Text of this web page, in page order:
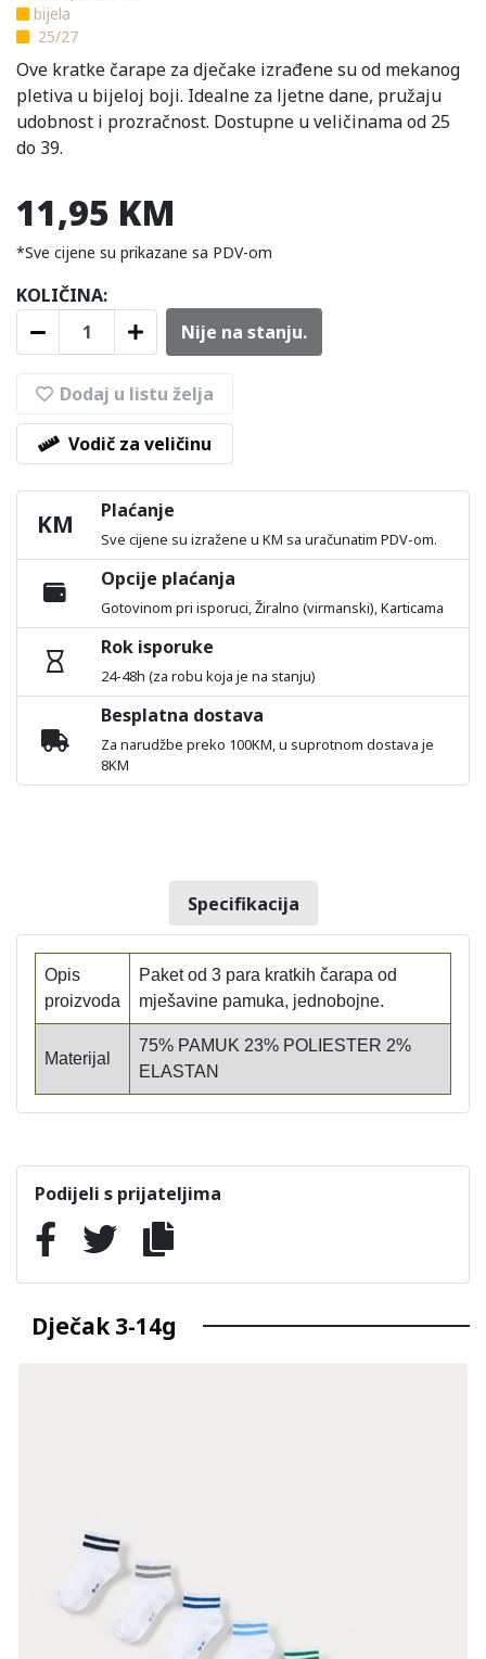
bijela
25/27
Ove kratke čarape za dječake izrađene su od mekanog
pletiva u bijeloj boji. Idealne za ljetne dane, pružaju
udobnost i prozračnost. Dostupne u veličinama od 25
do 39.
11,95 KM
*Sve cijene su prikazane sa PDV-om
KOLIČINA:
Nije na stanju.
Dodaj u listu želja
Vodič za veličinu
KM Plaćanje
Sve cijene su izražene u KM sa uračunatim PDV-om.
Opcije plaćanja
Gotovinom pri isporuci, Žiralno (virmanski), Karticama
Rok isporuke
24-48h (za robu koja je na stanju)
Besplatna dostava
Za narudžbe preko 100KM, u suprotnom dostava je
8KM
Specifikacija
Opis
proizvoda
Paket od 3 para kratkih čarapa od
mješavine pamuka, jednobojne.
Materijal
75% PAMUK 23% POLIESTER 2%
ELASTAN
Podijeli s prijateljima
Dječak 3-14g